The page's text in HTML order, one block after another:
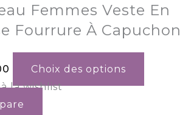
Femmes Veste En
Fourrure À Capuchon
Choix des options
la wishlist